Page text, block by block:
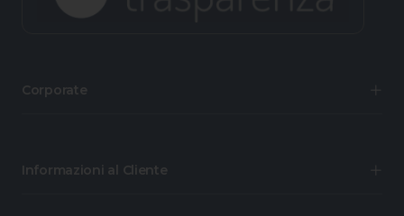
Corporate
Informazioni al Cliente